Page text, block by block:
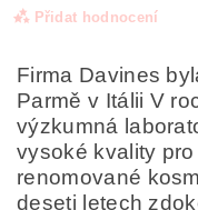
Přidat hodnocení
Firma Davines
Parmě v Itálii V
výzkumná
vysoké kvality
renomované
deseti letech